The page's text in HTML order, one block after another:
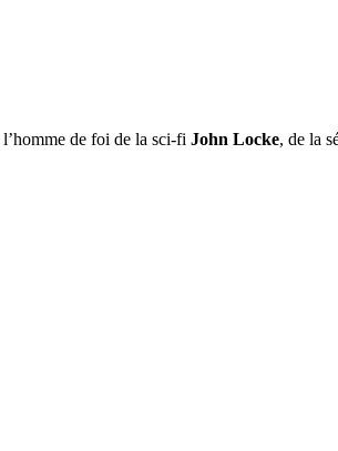
de foi de la sci-fi John Locke, de la